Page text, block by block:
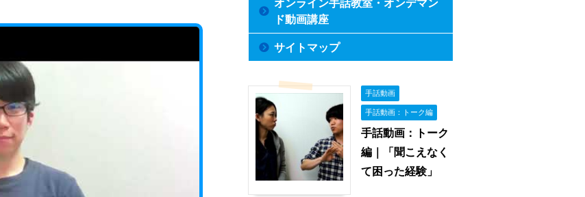
ド動画講座
サイトマップ
手話動画
手話動画：トーク編
手話動画：トーク
編｜「聞こえなく
て困った経験」